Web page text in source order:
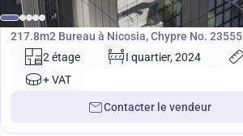
Bureau
217.8m2 Bureau à Nicosia, Chypre No. 23555
2 étage
I quartier, 2024
+ VAT
Contacter le vendeur